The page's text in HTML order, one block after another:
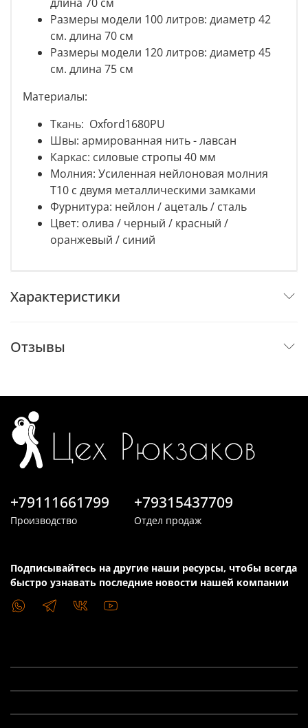
Размеры модели 100 литров: диаметр 42
см. длина 70 см
Размеры модели 120 литров: диаметр 45
см. длина 75 см
Материалы:
Ткань: Oxford1680PU
Швы: армированная нить - лавсан
Каркас: силовые стропы 40 мм
Молния: Усиленная нейлоновая молния
Т10 с двумя металлическими замками
Фурнитура: нейлон / ацеталь / сталь
Цвет: олива / черный / красный /
оранжевый / синий
Характеристики
Отзывы
+79111661799
Производство
+79315437709
Отдел продаж
Подписывайтесь на другие наши ресурсы, чтобы всегда
быстро узнавать последние новости нашей компании